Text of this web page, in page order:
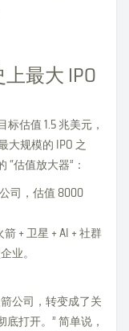
最大 IPO
估值 1.5 兆美元，
大规模的 IPO 之
估值放大器”：
司，估值 8000
+ 卫星 + AI + 社群
业。
公司，转变成了关
打开。” 简单说，